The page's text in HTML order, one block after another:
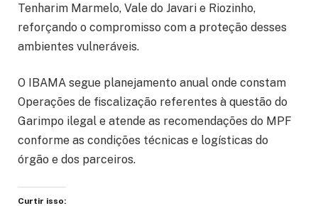
Tenharim Marmelo, Vale do Javari e Riozinho,
reforçando o compromisso com a proteção desses
ambientes vulneráveis.
O IBAMA segue planejamento anual onde constam
Operações de fiscalização referentes à questão do
Garimpo ilegal e atende as recomendações do MPF
conforme as condições técnicas e logísticas do
órgão e dos parceiros.
Curtir isso: